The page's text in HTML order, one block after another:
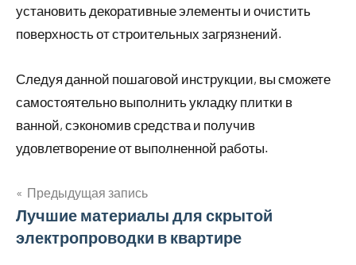
установить декоративные элементы и очистить
поверхность от строительных загрязнений.
Следуя данной пошаговой инструкции, вы сможете
самостоятельно выполнить укладку плитки в
ванной, сэкономив средства и получив
удовлетворение от выполненной работы.
Навигация
по
Предыдущая запись
Лучшие материалы для скрытой
электропроводки в квартире